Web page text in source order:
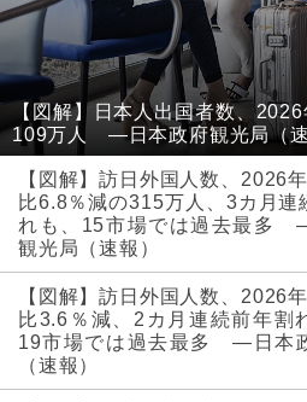
【図解】日本人出国者数、
109万人 ―日本政府観光局（速
【図解】訪日外国人数、2026
比6.8％減の315万人、3カ月連
れも、15市場では過去最多
観光局（速報）
【図解】訪日外国人数、2026
比3.6％減、2カ月連続前年割
19市場では過去最多 ―日本
（速報）